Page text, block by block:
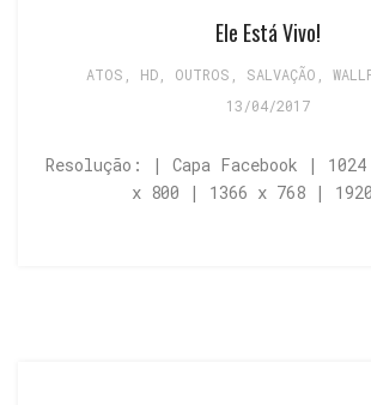
Ele Está Vivo!
ATOS HD, OUTROS SALVAÇÃO
13/04/2017
Resolução: | Capa Facebook |
x 800 | 1366 x 768 |